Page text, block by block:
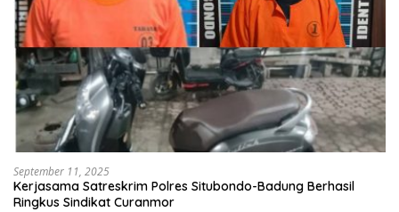
September 11, 2025
Kerjasama Satreskrim Polres Situbondo-Badung Berhasil
Ringkus Sindikat Curanmor